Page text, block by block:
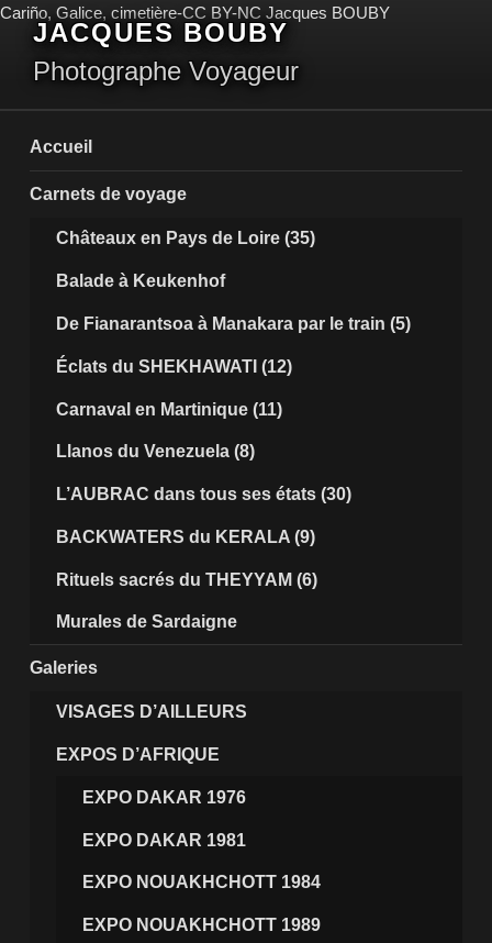
Aller
contenu
Cariño, Galice, cimetière-CC BY-NC Jacques BOUBY
JACQUES BOUBY
Photographe Voyageur
Accueil
Carnets de voyage
Châteaux en Pays de Loire (35)
Balade à Keukenhof
De Fianarantsoa à Manakara par le train (5)
Éclats du SHEKHAWATI (12)
Carnaval en Martinique (11)
Llanos du Venezuela (8)
L’AUBRAC dans tous ses états (30)
BACKWATERS du KERALA (9)
Rituels sacrés du THEYYAM (6)
Murales de Sardaigne
Galeries
VISAGES D’AILLEURS
EXPOS D’AFRIQUE
EXPO DAKAR 1976
EXPO DAKAR 1981
EXPO NOUAKHCHOTT 1984
EXPO NOUAKHCHOTT 1989